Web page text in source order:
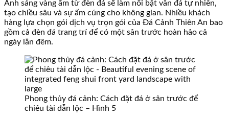
Ánh sáng vàng ấm từ đèn đá sẽ làm nổi bật vân đá tự nhiên,
tạo chiều sâu và sự ấm cúng cho không gian. Nhiều khách
hàng lựa chọn gói dịch vụ trọn gói của Đá Cảnh Thiên An bao
gồm cả đèn đá trang trí để có một sân trước hoàn hảo cả
ngày lẫn đêm.
Phong thủy đá cảnh: Cách đặt đá ở sân trước để
chiêu tài dẫn lộc – Hình 5